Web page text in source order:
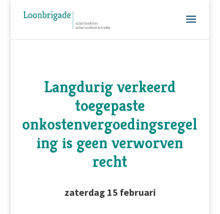
Langdurig verkeerd
toegepaste
onkostenvergoedingsregel
ing is geen verworven
recht
zaterdag 15 februari